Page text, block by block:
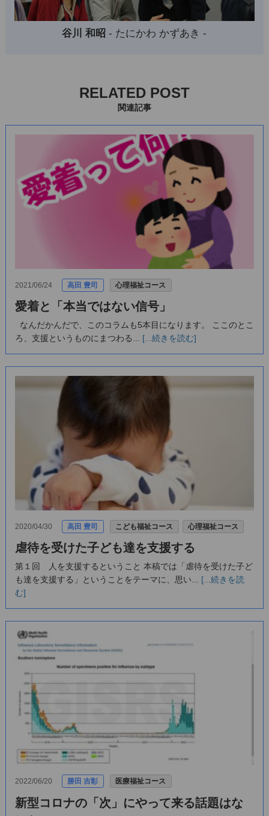
谷川 和昭- たにかわ かずあき -
RELATED POST
関連記事
2021/06/24 高田 豊司 心理福祉コース
愛着と「本当ではない信号」
なんだかんだで、このコラムも5本目になります。 ここのとこ
ろ、支援というものにまつわる... [...続きを読む]
2020/04/30 高田 豊司 こども福祉コース 心理福祉コース
虐待を受けた子ども達を支援する
第１回 人を支援するということ 本稿では「虐待を受けた子ど
も達を支援する」ということをテーマに、思い... [...続きを読
む]
2022/06/20 勝田 吉彰 医療福祉コース
新型コロナの「次」にやって来る話題はな